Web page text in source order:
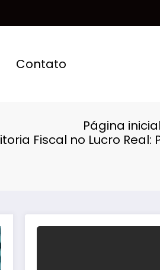
Contato
Página inicial
Fiscal no Lucro Real: